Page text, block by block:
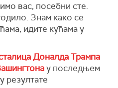
вас, посебни сте.
Знам како се
идите кућама у
Доналда Трампа
у последњем
резултате